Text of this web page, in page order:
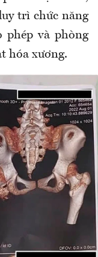
trì chức năng
phép và phòng
hóa xương.